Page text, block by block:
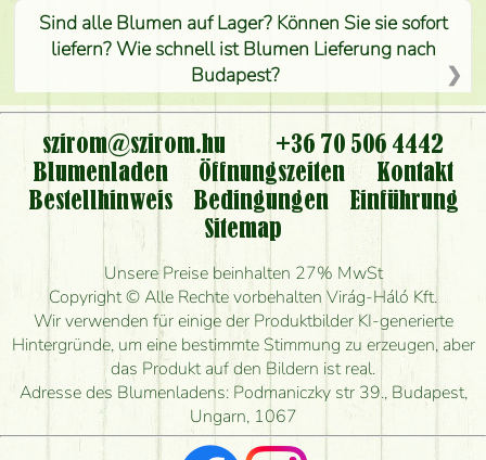
Sind alle Blumen auf Lager? Können Sie sie sofort
liefern? Wie schnell ist Blumen Lieferung nach
Budapest?
Ist der Blumenladen non stop geöffnet?
Kann ich den bestellten Blumenstrauß persönlich
nehmen oder nur per Blumenversand?
Ist eine Bestellung für ländliche Gebiete möglich?
Wie lange kann ich heute Blumen mit Lieferung
bestellen?
Wie schnell können Sie den Blumenstrauß
herstellen und wann können Sie ihn frühestens
liefern?
szirom@szirom.hu
+36 70 506 4442
Blumenladen
Öffnungszeiten
Kontakt
Bestellhinweis
Bedingungen
Einführung
Sitemap
Unsere Preise beinhalten 27% MwSt
Copyright © Alle Rechte vorbehalten Virág-Háló Kft.
Wir verwenden für einige der Produktbilder KI-generierte
Hintergründe, um eine bestimmte Stimmung zu erzeugen, aber
das Produkt auf den Bildern ist real.
Adresse des Blumenladens: Podmaniczky str 39., Budapest,
Ungarn, 1067